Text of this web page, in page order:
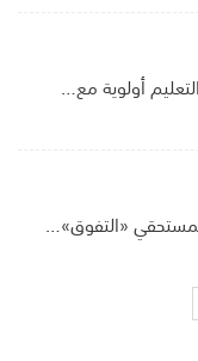
أولوية مع…
لمستحقي «التفوق»…